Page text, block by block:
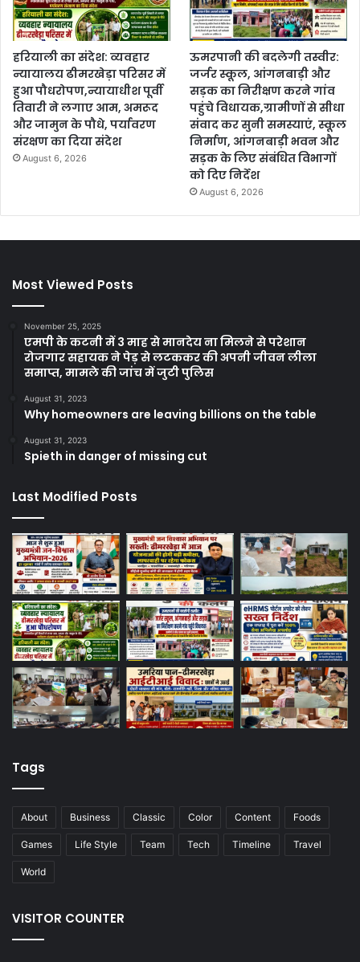
हरियाली का संदेश: व्यवहार
न्यायालय ढीमरखेड़ा परिसर में
हुआ पौधरोपण,न्यायाधीश पूर्वी
तिवारी ने लगाए आम, अमरूद
और जामुन के पौधे, पर्यावरण
संरक्षण का दिया संदेश
August 6, 2026
ऊमरपानी की बदलेगी तस्वीर:
जर्जर स्कूल, आंगनबाड़ी और
सड़क का निरीक्षण करने गांव
पहुंचे विधायक,ग्रामीणों से सीधा
संवाद कर सुनी समस्याएं, स्कूल
निर्माण, आंगनबाड़ी भवन और
सड़क के लिए संबंधित विभागों
को दिए निर्देश
August 6, 2026
Most Viewed Posts
November 25, 2025
एमपी के कटनी में 3 माह से मानदेय ना मिलने से परेशान
रोजगार सहायक ने पेड़ से लटककर की अपनी जीवन लीला
समाप्त, मामले की जांच में जुटी पुलिस
August 31, 2023
Why homeowners are leaving billions on the table
August 31, 2023
Spieth in danger of missing cut
Last Modified Posts
Tags
About Business Classic Color Content Foods
Games Life Style Team Tech Timeline Travel
World
VISITOR COUNTER